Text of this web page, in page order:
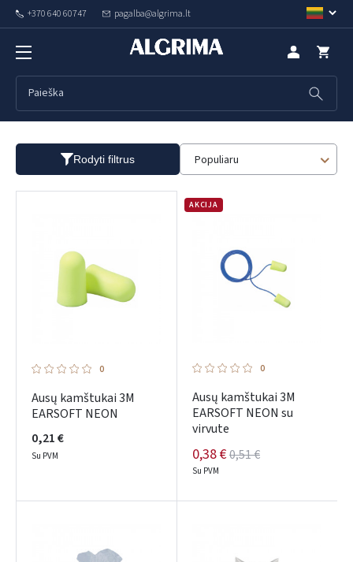
+370 640 60747 pagalba@algrima.lt
Rodyti filtrus Populiaru
0
Ausų kamštukai 3M
EARSOFT NEON
0,21 €
Su PVM
AKCIJA
0
Ausų kamštukai 3M
EARSOFT NEON su
virvute
0,38 €0,51 €
Su PVM